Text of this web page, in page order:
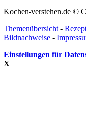
Kochen-verstehen.de ©
Themenübersicht -
Bildnachweise -
Einstellungen für
X